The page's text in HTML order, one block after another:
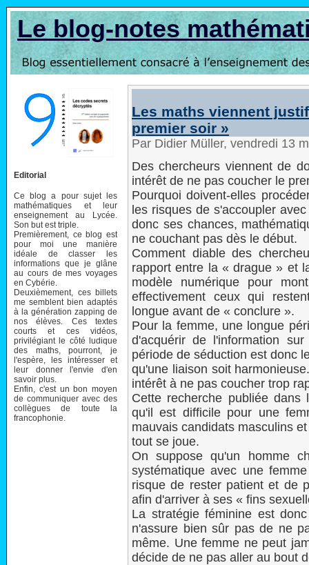
Le blog-notes
Editorial
Ce blog a pour sujet les
mathématiques et leur
enseignement au Lycée.
Son but est triple.
Premièrement, ce blog est
pour moi une manière
idéale de classer les
informations que je glâne
au cours de mes voyages
en Cybérie.
Deuxièmement, ces billets
me semblent bien adaptés
à la génération zapping de
nos élèves. Ces textes
courts et ces vidéos,
privilégiant le côté ludique
des maths, pourront, je
l'espère, les intéresser et
leur donner l'envie d'en
savoir plus.
Enfin, c'est un bon moyen
de communiquer avec des
collègues de toute la
francophonie.
Les maths viennent
premier soir »
Par Didier Müller, vendredi 13
Des chercheurs viennent de
intérêt de ne pas coucher le
Pourquoi doivent-elles
les risques de s'accoupler
donc ses chances,
ne couchant pas dès le début.
Comment diable des
rapport entre la « drague » et
modèle numérique pour
effectivement ceux qui
longue avant de « conclure ».
Pour la femme, une longue
d'acquérir de l'information
période de séduction est donc
qu'une liaison soit
intérêt à ne pas coucher trop
Cette recherche publiée
qu'il est difficile pour une
mauvais candidats masculins
tout se joue.
On suppose qu'un homme
systématique avec une
risque de rester patient et de
afin d'arriver à ses « fins
La stratégie féminine est
n'assure bien sûr pas de ne
même. Une femme ne peut
décide de ne pas aller au bout